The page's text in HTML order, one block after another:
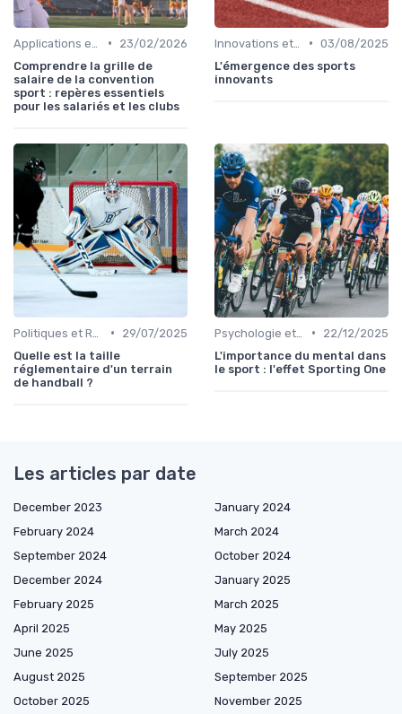
•
23/02/2026
Comprendre la grille de
salaire de la convention
sport : repères essentiels
pour les salariés et les clubs
• 03/08/2025
L'émergence des sports
innovants
•
29/07/2025
Quelle est la taille
réglementaire d'un terrain
de handball ?
•
22/12/2025
L'importance du mental dans
le sport : l'effet Sporting One
Les articles par date
December 2023
January 2024
February 2024
March 2024
September 2024
October 2024
December 2024
January 2025
February 2025
March 2025
April 2025
May 2025
June 2025
July 2025
August 2025
September 2025
October 2025
November 2025